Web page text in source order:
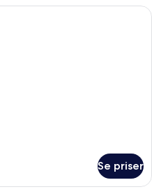
Ett hotellrum med en soffa, en
Se priser